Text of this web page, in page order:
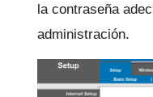
la contraseña
administración.